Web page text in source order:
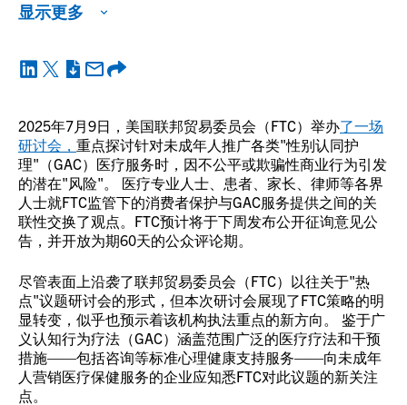
2025年7月9日，美国联邦贸易委员会（FTC）举办了一场
研讨会， 重点探讨针对未成年人推广各类"性别认同护
理"（GAC）医疗服务时，因不公平或欺骗性商业行为引发
的潜在"风险"。 医疗专业人士、患者、家长、律师等各界
人士就FTC监管下的消费者保护与GAC服务提供之间的关
联性交换了观点。FTC预计将于下周发布公开征询意见公
告，并开放为期60天的公众评论期。
尽管表面上沿袭了联邦贸易委员会（FTC）以往关于"热
点"议题研讨会的形式，但本次研讨会展现了FTC策略的明
显转变，似乎也预示着该机构执法重点的新方向。 鉴于广
义认知行为疗法（GAC）涵盖范围广泛的医疗疗法和干预
措施——包括咨询等标准心理健康支持服务——向未成年
人营销医疗保健服务的企业应知悉FTC对此议题的新关注
点。
显示更多